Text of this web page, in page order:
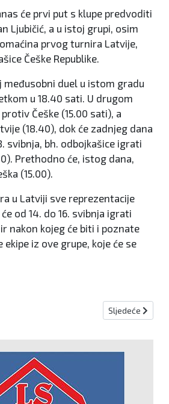
će prvi put s klupe predvoditi
Ljubičić, a u istoj grupi, osim
prvog turnira Latvije,
Češke Republike.
međusobni duel u istom gradu
u 18.40 sati. U drugom
Češke (15.00 sati), a
(18.40), dok će zadnjeg dana
svibnja, bh. odbojkašice igrati
Prethodno će, istog dana,
(15.00).
u Latviji sve reprezentacije
od 14. do 16. svibnja igrati
nakon kojeg će biti i poznate
iz ove grupe, koje će se
li gledati englesko finale i u Europskoj
Sljedeći
Sljedeće